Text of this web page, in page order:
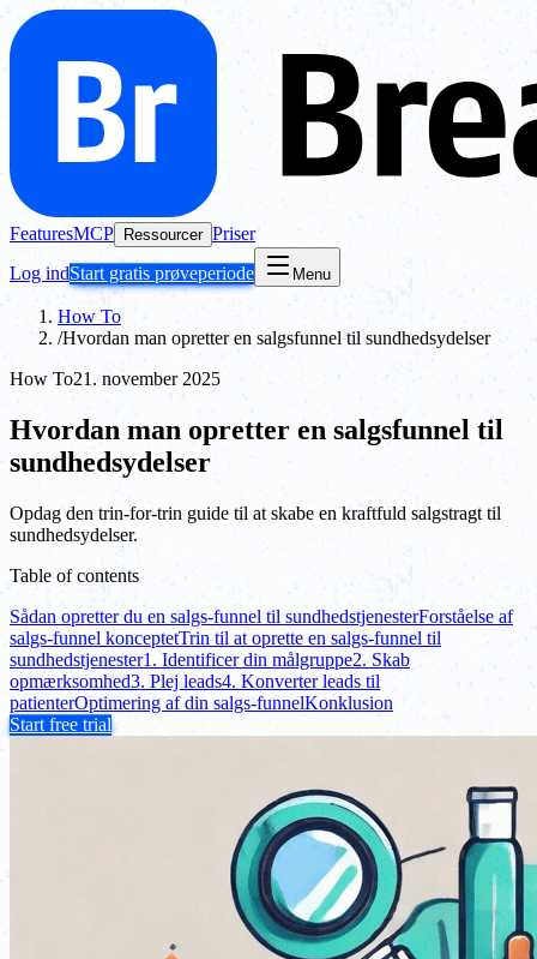
FeaturesMCP Ressourcer Priser
Log indStart gratis prøveperiode Menu
How To
/Hvordan man opretter en salgsfunnel til sundhedsydelser
How To21. november 2025
Hvordan man opretter en salgsfunnel til
sundhedsydelser
Opdag den trin-for-trin guide til at skabe en kraftfuld salgstragt til
sundhedsydelser.
Table of contents
Sådan opretter du en salgs-funnel til sundhedstjenesterForståelse af
salgs-funnel konceptetTrin til at oprette en salgs-funnel til
sundhedstjenester1. Identificer din målgruppe2. Skab
opmærksomhed3. Plej leads4. Konverter leads til
patienterOptimering af din salgs-funnelKonklusion
Start free trial